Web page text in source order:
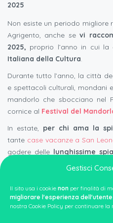
Gestisci
Il sito usa i cookie non per finalità di
migliorare l'esperienza dell'utente
nostra Cookie Policy per continuare la
2025
Non esiste un periodo
Agrigento, anche sevi
2025, proprio l’anno in cui
Italiana della Cultura.
Durante tutto l’anno, la città
e spettacoli culturali, mondani
mandorlo che sbocciano nel
cornice al Festival del
In estate, per chi ama la
tante case vacanze a San
godere delle lunghissime
invidiare a quelle di
festeggiamenti in onore del
In autunno e in inverno,